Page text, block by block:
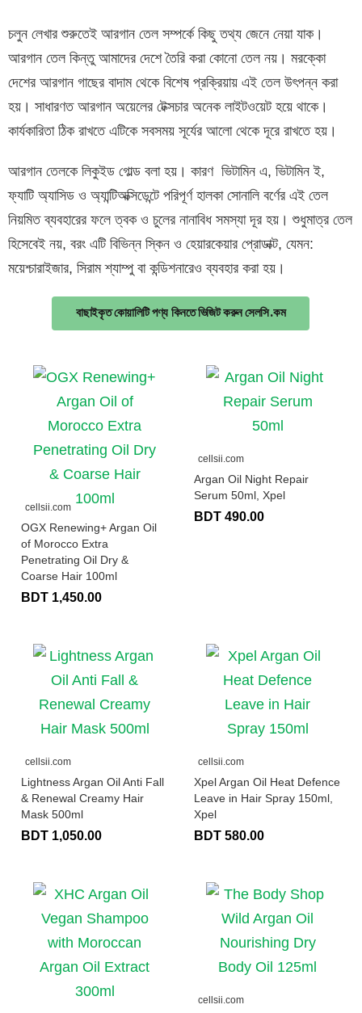
চলুন লেখার শুরুতেই আরগান তেল সম্পর্কে কিছু তথ্য জেনে নেয়া যাক।
আরগান তেল কিন্তু আমাদের দেশে তৈরি করা কোনো তেল নয়। মরক্কো
দেশের আরগান গাছের বাদাম থেকে বিশেষ প্রক্রিয়ায় এই তেল উৎপন্ন করা
হয়। সাধারণত আরগান অয়েলের টেক্সচার অনেক লাইটওয়েট হয়ে থাকে।
কার্যকারিতা ঠিক রাখতে এটিকে সবসময় সূর্যের আলো থেকে দূরে রাখতে হয়।
আরগান তেলকে লিকুইড গোল্ড বলা হয়। কারণ ভিটামিন এ, ভিটামিন ই,
ফ্যাটি অ্যাসিড ও অ্যান্টিঅক্সিডেন্টে পরিপূর্ণ হালকা সোনালি বর্ণের এই তেল
নিয়মিত ব্যবহারের ফলে ত্বক ও চুলের নানাবিধ সমস্যা দূর হয়। শুধুমাত্র তেল
হিসেবেই নয়, বরং এটি বিভিন্ন স্কিন ও হেয়ারকেয়ার প্রোডাক্ট, যেমন:
ময়েশ্চারাইজার, সিরাম শ্যাম্পু বা কন্ডিশনারেও ব্যবহার করা হয়।
বাছাইকৃত কোয়ালিটি পণ্য কিনতে ভিজিট করুন সেলসি.কম
cellsii.com
OGX Renewing+ Argan Oil
of Morocco Extra
Penetrating Oil Dry &
Coarse Hair 100ml
BDT 1,450.00
cellsii.com
Argan Oil Night Repair
Serum 50ml, Xpel
BDT 490.00
cellsii.com
Lightness Argan Oil Anti Fall
& Renewal Creamy Hair
Mask 500ml
BDT 1,050.00
cellsii.com
Xpel Argan Oil Heat Defence
Leave in Hair Spray 150ml,
Xpel
BDT 580.00
cellsii.com